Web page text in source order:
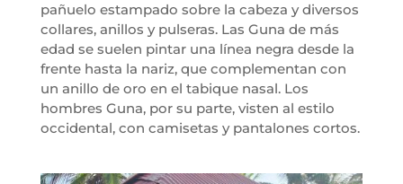
pañuelo estampado sobre la cabeza y diversos
collares, anillos y pulseras. Las Guna de más
edad se suelen pintar una línea negra desde la
frente hasta la nariz, que complementan con
un anillo de oro en el tabique nasal. Los
hombres Guna, por su parte, visten al estilo
occidental, con camisetas y pantalones cortos.